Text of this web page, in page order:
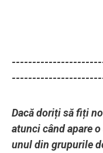
Dacă doriți să fiți
atunci când apare
unul din grupurile